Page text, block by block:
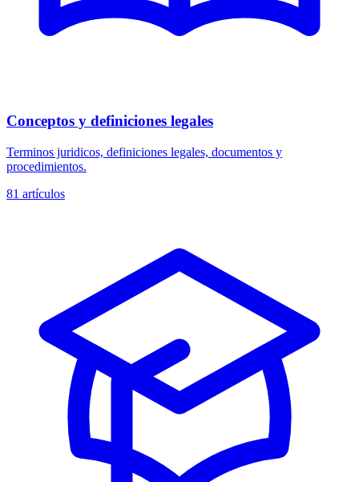
Conceptos y definiciones legales
Terminos juridicos, definiciones legales, documentos y
procedimientos.
81 artículos